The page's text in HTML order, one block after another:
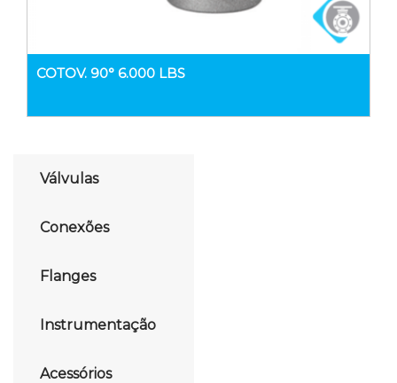
COTOV. 90° 6.000 LBS
Válvulas
Conexões
Flanges
Instrumentação
Acessórios